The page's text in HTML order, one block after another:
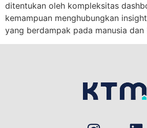
ditentukan oleh kompleksitas
kemampuan menghubungkan
yang berdampak pada manusia dan